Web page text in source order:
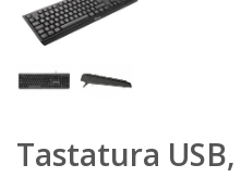
Tastatura